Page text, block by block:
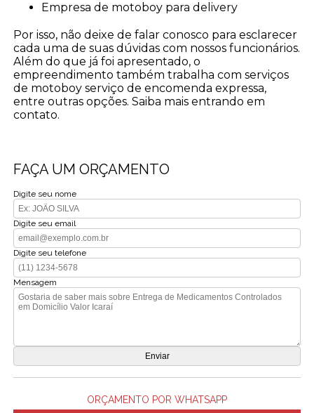
empresa de motoboy para delivery
Por isso, não deixe de falar conosco para esclarecer
cada uma de suas dúvidas com nossos funcionários.
Além do que já foi apresentado, o
empreendimento também trabalha com serviços
de motoboy serviço de encomenda expressa,
entre outras opções. Saiba mais entrando em
contato.
FAÇA UM ORÇAMENTO
Digite seu nome
Digite seu email
Digite seu telefone
Mensagem
ORÇAMENTO POR WHATSAPP